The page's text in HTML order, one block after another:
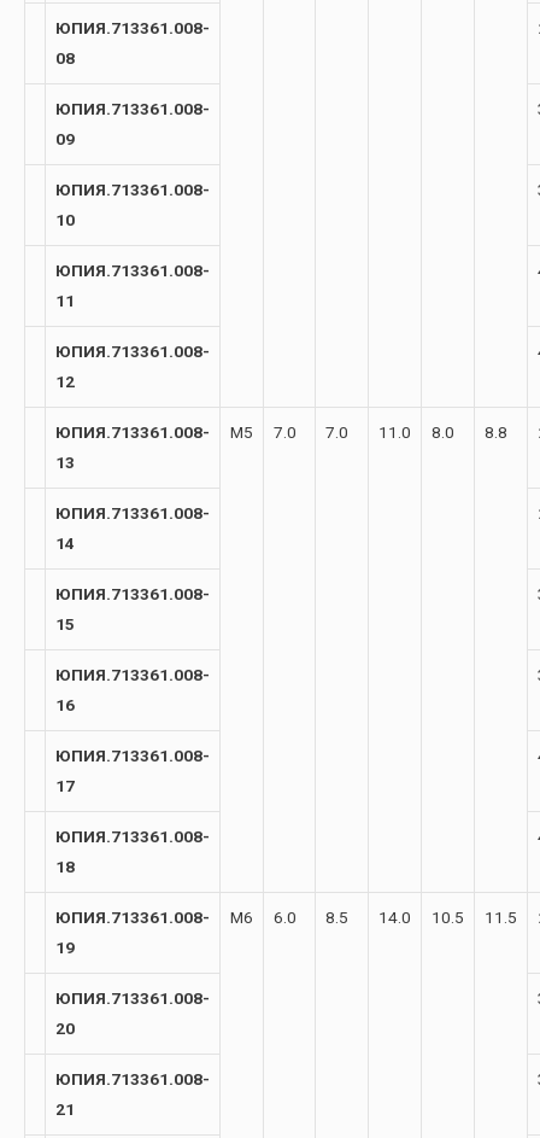
ЮПИЯ.713361.008-
08
ЮПИЯ.713361.008-
09
ЮПИЯ.713361.008-
10
ЮПИЯ.713361.008-
11
ЮПИЯ.713361.008-
12
ЮПИЯ.713361.008-
13
М5 7.0 7.0 11.0 8.0 8.8
ЮПИЯ.713361.008-
14
ЮПИЯ.713361.008-
15
ЮПИЯ.713361.008-
16
ЮПИЯ.713361.008-
17
ЮПИЯ.713361.008-
18
ЮПИЯ.713361.008-
19
М6 6.0 8.5 14.0 10.5 11.5
ЮПИЯ.713361.008-
20
ЮПИЯ.713361.008-
21